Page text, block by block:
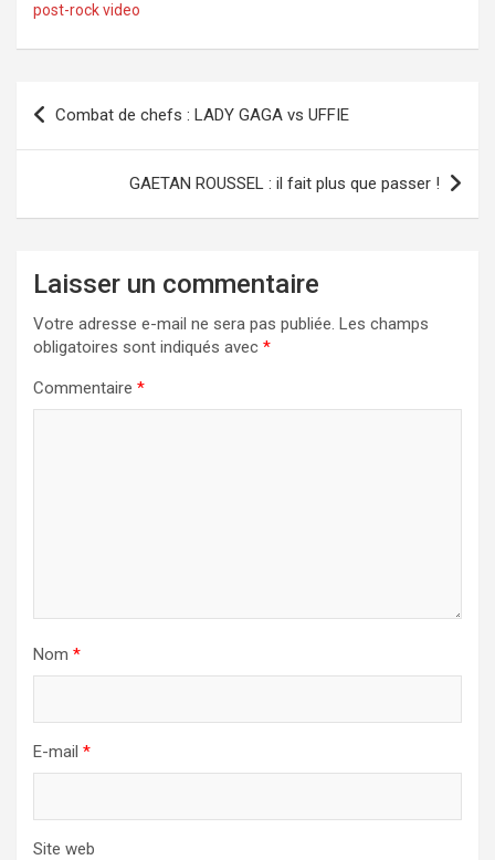
post-rock video
Navigation
de
Combat de chefs : LADY GAGA vs UFFIE
GAETAN ROUSSEL : il fait plus que passer !
Laisser un commentaire
Votre adresse e-mail ne sera pas publiée. Les champs
obligatoires sont indiqués avec *
Commentaire *
Nom *
E-mail *
Site web